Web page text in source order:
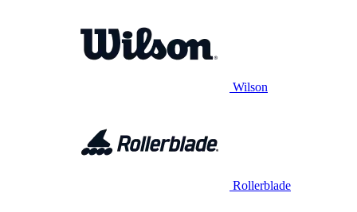
Wilson
Rollerblade